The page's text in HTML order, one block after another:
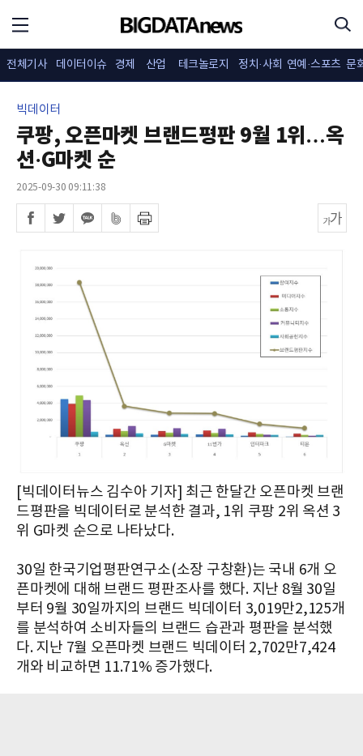
전체기사 데이터이슈 경제 산업 테크놀로지 정치·사회 연예·스포츠 문
빅데이터
쿠팡, 오픈마켓 브랜드평판 9월 1위…옥
션·G마켓 순
2025-09-30 09:11:38
[빅데이터뉴스 김수아 기자] 최근 한달간 오픈마켓 브랜
드평판을 빅데이터로 분석한 결과, 1위 쿠팡 2위 옥션 3
위 G마켓 순으로 나타났다.
30일 한국기업평판연구소(소장 구창환)는 국내 6개 오
픈마켓에 대해 브랜드 평판조사를 했다. 지난 8월 30일
부터 9월 30일까지의 브랜드 빅데이터 3,019만2,125개
를 분석하여 소비자들의 브랜드 습관과 평판을 분석했
다. 지난 7월 오픈마켓 브랜드 빅데이터 2,702만7,424
개와 비교하면 11.71% 증가했다.